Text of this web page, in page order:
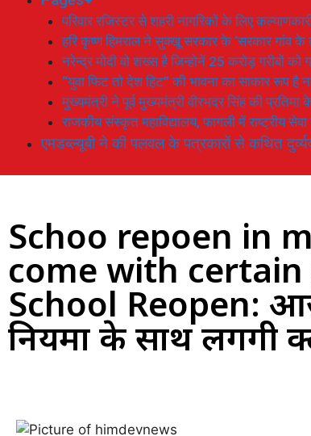
परिवार रजिस्टर से शहरी नागरिकों के लिए
हरि कृष्ण हिमराल ने सुक्खू सरकार के ‘सरकार गांव के
नरेन्द्र मोदी वो शख्स है जिन्होनें 25 करोड़ गरीबों को
“युवा फिट तो देश हिट” की भावना का साकार रूप है
मुख्यमंत्री ने पूर्व मुख्यमंत्री वीरभद्र सिंह की प्रतिमा
राजकीय संस्कृत महाविद्यालय, फागली में राष्ट्रीय
एमडब्ल्यूबी ने की पलवल के पत्रकारों से कथित
Schoo repoen in
come with
School Reopen:
नियमों के साथ लगेंगी